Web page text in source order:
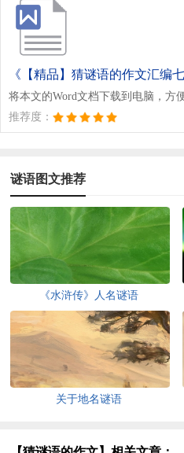
《【精品】猜谜语的作文汇编七
将本文的Word文档下载到电脑，方
推荐度：
谜语图文推荐
《水浒传》人名谜语
关于地名谜语